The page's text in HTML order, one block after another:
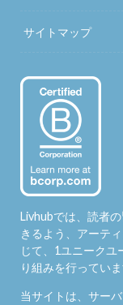
サイトマップ
Livhubでは、読者
きるよう、アーテ
じて、1ユニーク
り組みを行っていま
当サイトは、サー